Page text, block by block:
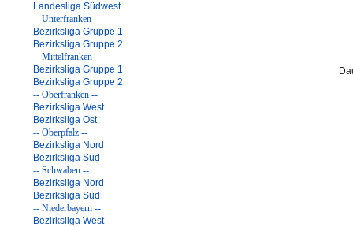
Landesliga Südwest
-- Unterfranken --
Bezirksliga Gruppe 1
Bezirksliga Gruppe 2
-- Mittelfranken --
Bezirksliga Gruppe 1
Bezirksliga Gruppe 2
-- Oberfranken --
Bezirksliga West
Bezirksliga Ost
-- Oberpfalz --
Bezirksliga Nord
Bezirksliga Süd
-- Schwaben --
Bezirksliga Nord
Bezirksliga Süd
-- Niederbayern --
Bezirksliga West